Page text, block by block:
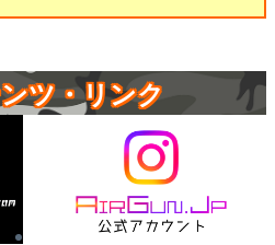
ツ・リンク